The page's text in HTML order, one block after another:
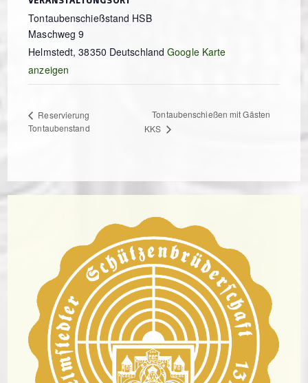
Tontaubenschießstand HSB
Maschweg 9
Helmstedt, 38350 Deutschland Google Karte
anzeigen
Reservierung
Tontaubenstand
Tontaubenschießen mit Gästen
KKS